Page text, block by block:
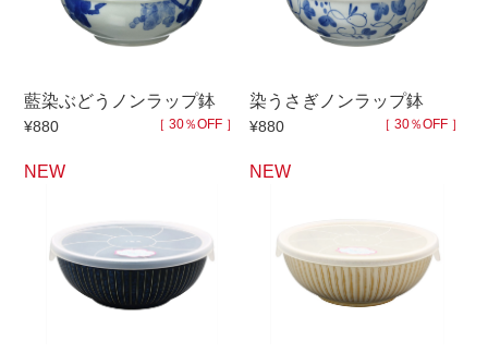
マグカップ 蓋付マグ
そば千代口 フグヒレ酒
汁椀・漆器
箸・カトラリー 箸
子供食器 ガラス
藍染ぶどうノンラップ鉢
¥880 ［ 30％OFF ］
染うさぎノンラップ鉢
¥880 ［ 30％OFF ］
NEW NEW